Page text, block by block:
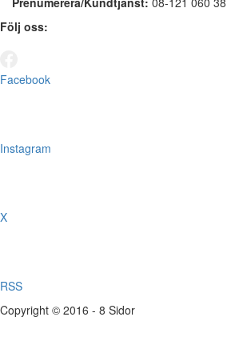
Följ oss:
Facebook
Instagram
X
RSS
Copyright © 2016 - 8 Sidor